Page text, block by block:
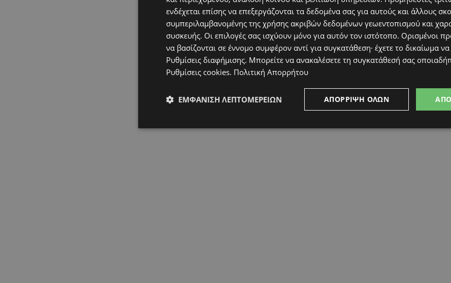
ενδέχεται επίσης να επεξεργάζονται τα δεδομένα σας για αυτούς και άλλους
συμπεριλαμβανομένης της χρήσης ακριβών δεδομένων γεωεντοπισμού και
συσκευής. Οι επιλογές σας ισχύουν μόνο για αυτόν τον ιστότοπο. Ορισμένοι
να βασίζονται σε έννομο συμφέρον αντί για συγκατάθεση· έχετε το δικαίωμα να
Ρυθμίσεις διαφήμισης. Μπορείτε να ανακαλέσετε τη συγκατάθεσή σας
Ρυθμίσεις cookies. Πολιτική Απορρήτου
ΑΠΌΡΡΙΨΗ ΌΛΩΝ
ΕΜΦΆΝΙΣΗ ΛΕΠΤΟΜΕΡΕΙΏΝ